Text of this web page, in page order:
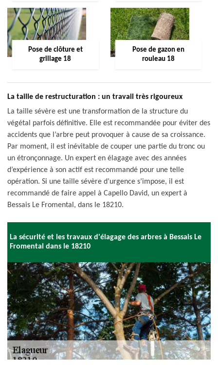
Pose de clôture et
grillage 18
Pose de gazon en
rouleau 18
La taille de restructuration : un travail très rigoureux
La taille sévère est une transformation de la structure du
végétal parfois définitive. Elle est recommandée pour éviter des
accidents que l’arbre peut provoquer à cause de sa croissance.
Par moment, il est inévitable de couper une partie du tronc ou
un étronçonnage. Un expert en élagage avec des années
d’expérience à son actif est recommandé pour une telle
opération. Si une taille sévère d’urgence s’impose, il est
recommandé de faire appel à Capello David, un expert à
Bessais Le Fromental, dans le 18210.
La sécurité et les travaux d'élagage des arbres à Bessais Le
Fromental dans le 18210